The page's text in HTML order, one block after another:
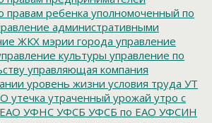
правам ребенка уполномоченный по
административными
ЖКХ мэрии города управление
культуры управление по
управляющая компания
уровень жизни условия труда УТ
утечка утраченный урожай утро с
УФНС УФСБ УФСБ по ЕАО УФСИН